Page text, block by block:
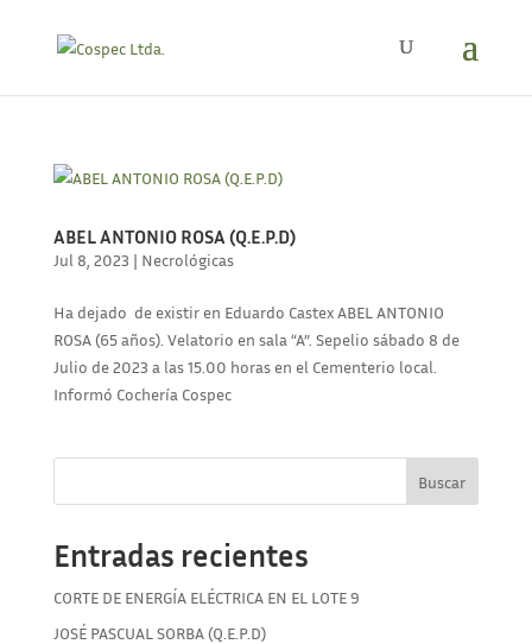
ABEL ANTONIO ROSA (Q.E.P.D)
Jul 8, 2023 | Necrológicas
Ha dejado de existir en Eduardo Castex ABEL ANTONIO
ROSA (65 años). Velatorio en sala “A”. Sepelio sábado 8 de
Julio de 2023 a las 15.00 horas en el Cementerio local.
Informó Cochería Cospec
Buscar
Entradas recientes
CORTE DE ENERGÍA ELÉCTRICA EN EL LOTE 9
JOSÉ PASCUAL SORBA (Q.E.P.D)